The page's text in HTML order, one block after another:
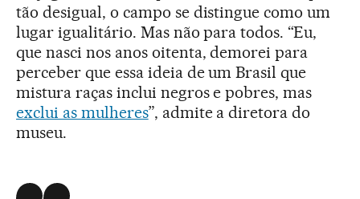
tão desigual, o campo se distingue como um
lugar igualitário. Mas não para todos. “Eu,
que nasci nos anos oitenta, demorei para
perceber que essa ideia de um Brasil que
mistura raças inclui negros e pobres, mas
exclui as mulheres”, admite a diretora do
museu.